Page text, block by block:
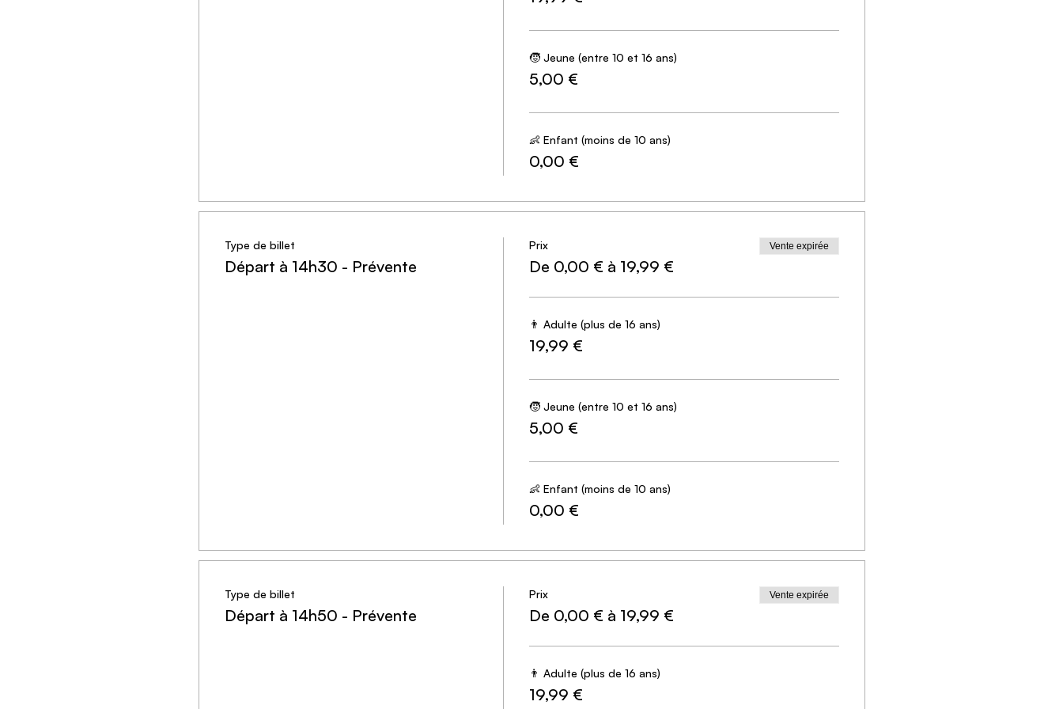
🥾 Parcours d’environ 3,5 km (un peu plus long avec un mauvais sens de l’orientation)
🧒 Jeune (entre 10 et 16 ans)
5,00 €
👶 Enfant (moins de 10 ans)
0,00 €
Type de billet
Départ à 14h30 - Prévente
Prix
De 0,00 € à 19,99 €
Vente expirée
👨 Adulte (plus de 16 ans)
19,99 €
🧒 Jeune (entre 10 et 16 ans)
5,00 €
👶 Enfant (moins de 10 ans)
0,00 €
Type de billet
Départ à 14h50 - Prévente
Prix
De 0,00 € à 19,99 €
Vente expirée
👨 Adulte (plus de 16 ans)
19,99 €